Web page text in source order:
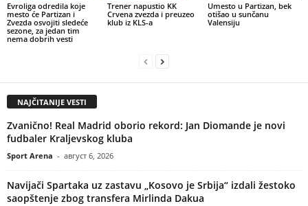
Evroliga odredila koje
mesto će Partizan i
Zvezda osvojiti sledeće
sezone, za jedan tim
nema dobrih vesti
Trener napustio KK
Crvena zvezda i preuzeo
klub iz KLS-a
Umesto u Partizan, bek
otišao u sunčanu
Valensiju
NAJČITANIJE VESTI
Zvanično! Real Madrid oborio rekord: Jan Diomande je novi
fudbaler Kraljevskog kluba
Sport Arena - август 6, 2026
Navijači Spartaka uz zastavu „Kosovo je Srbija“ izdali žestoko
saopštenje zbog transfera Mirlinda Dakua